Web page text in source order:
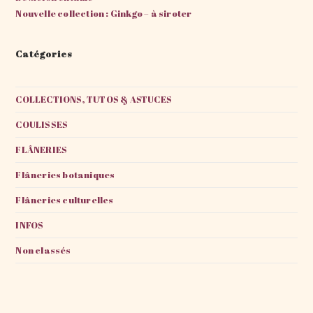
Nouvelle collection : Ginkgo – à siroter
Catégories
COLLECTIONS, TUTOS & ASTUCES
COULISSES
FLÂNERIES
Flâneries botaniques
Flâneries culturelles
INFOS
Non classés